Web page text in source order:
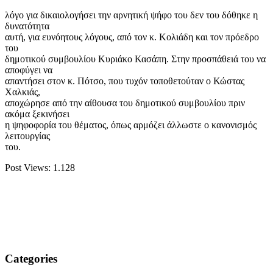
λόγο για δικαιολογήσει την αρνητική ψήφο του δεν του δόθηκε η
δυνατότητα
αυτή, για ευνόητους λόγους, από τον κ. Κολιάδη και τον πρόεδρο
του
δημοτικού συμβουλίου Κυριάκο Κασάπη. Στην προσπάθειά του να
αποφύγει να
απαντήσει στον κ. Πότσο, που τυχόν τοποθετούταν ο Κώστας
Χαλκιάς,
αποχώρησε από την αίθουσα του δημοτικού συμβουλίου πριν
ακόμα ξεκινήσει
η ψηφοφορία του θέματος, όπως αρμόζει άλλωστε ο κανονισμός
λειτουργίας
του.
Post Views: 1.128
Categories